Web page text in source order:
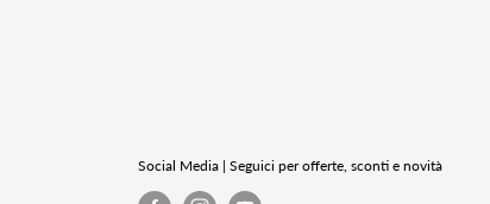
Social Media | Seguici per offerte, sconti e novità